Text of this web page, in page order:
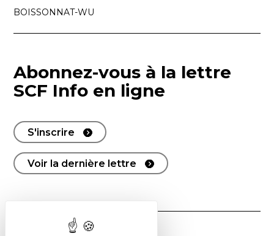
BOISSONNAT-WU
Abonnez-vous à la lettre
SCF Info en ligne
S'inscrire
Voir la dernière lettre